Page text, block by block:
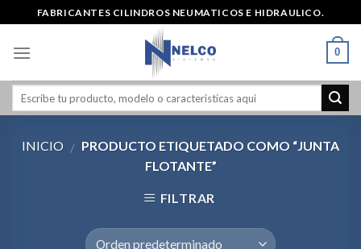
content
FABRICANTES CILINDROS NEUMATICOS E HIDRAULICO.
0
INICIO / PRODUCTO ETIQUETADO COMO “JUNTA
FLOTANTE”
FILTRAR